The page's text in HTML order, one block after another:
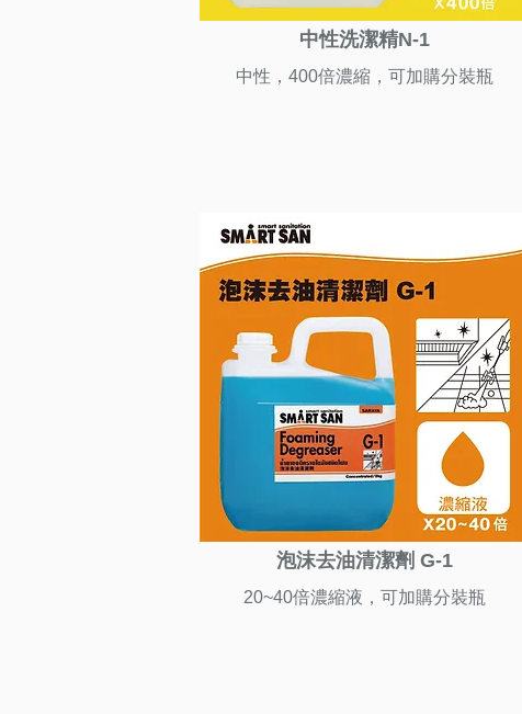
中性洗潔精N-1
中性，400倍濃縮，可加購分裝瓶
泡沫去油清潔劑 G-1
20~40倍濃縮液，可加購分裝瓶